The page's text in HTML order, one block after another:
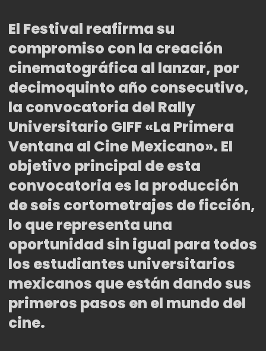
El Festival reafirma su
compromiso con la creación
cinematográfica al lanzar, por
decimoquinto año consecutivo,
la convocatoria del Rally
Universitario GIFF «La Primera
Ventana al Cine Mexicano». El
objetivo principal de esta
convocatoria es la producción
de seis cortometrajes de ficción,
lo que representa una
oportunidad sin igual para todos
los estudiantes universitarios
mexicanos que están dando sus
primeros pasos en el mundo del
cine.